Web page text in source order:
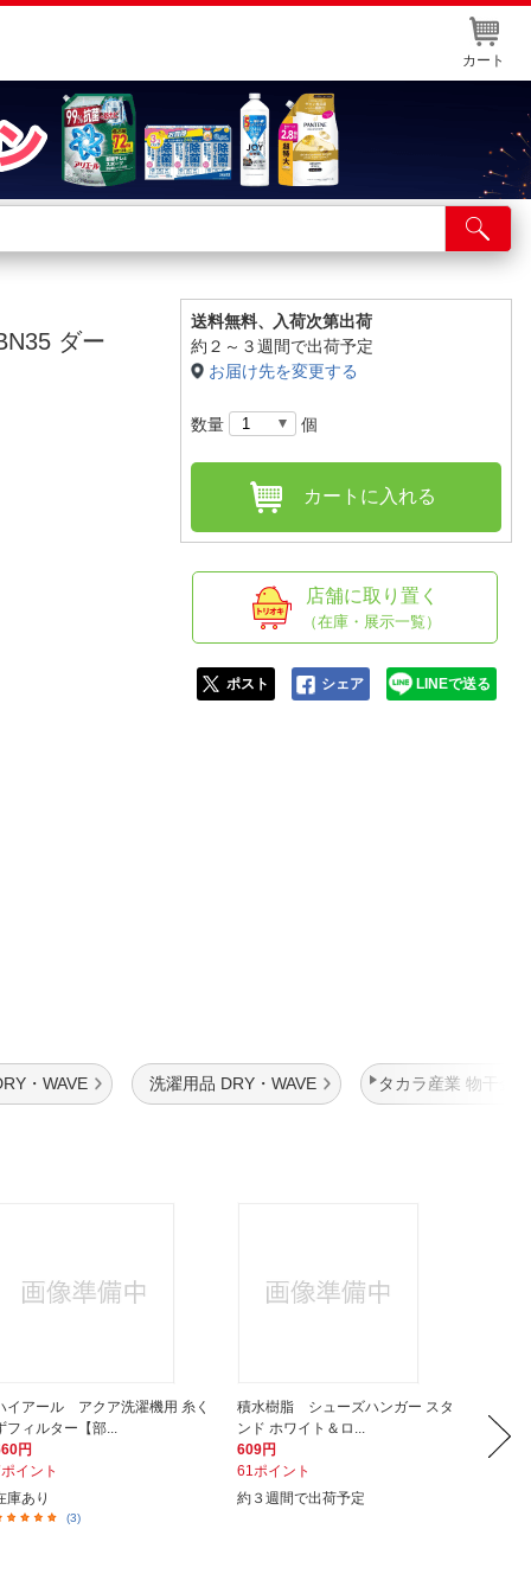
カート
舗サービス
ト取り置き
舗情報・店舗一覧
ダー
送料無料、
入荷次第出荷
約２～３週間で出荷予定
お届け先を変更する
数量 個
カートに入れる
店舗に取り置く
（在庫・展示一覧）
ポスト シェア LINEで送る
・WAVE 洗濯用品 DRY・WAVE タカラ産業 物干金物
イアール アクア洗濯機用 糸く
フィルター【部...
円
イント
庫あり
(3)
積水樹脂 シューズハンガー スタ
ンド ホワイト＆ロ...
609円
61ポイント
約３週間で出荷予定
枚入
2,510円